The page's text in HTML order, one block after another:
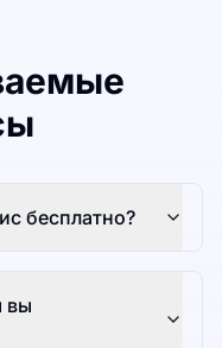
бесплатно?
вы